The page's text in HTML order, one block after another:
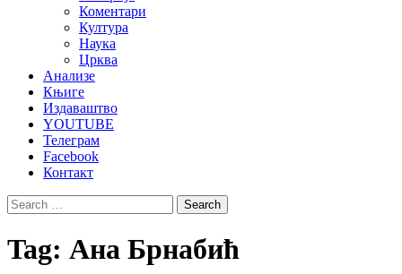
Коментари
Култура
Наука
Црква
Анализе
Књиге
Издаваштво
YOUTUBE
Телеграм
Facebook
Контакт
Search
for:
Tag: Ана Брнабић